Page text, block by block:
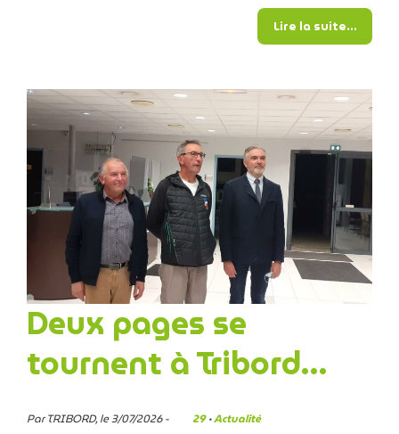
Lire la suite…from
Deux pages se
tournent à Tribord…
Par TRIBORD, le 3/07/2026 - 29·Actualité